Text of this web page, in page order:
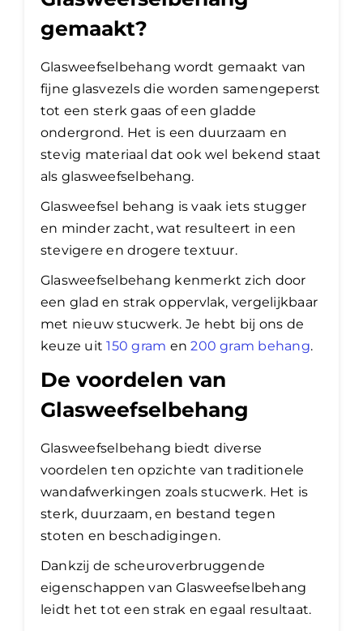
gemaakt?
Glasweefselbehang wordt gemaakt van
fijne glasvezels die worden samengeperst
tot een sterk gaas of een gladde
ondergrond. Het is een duurzaam en
stevig materiaal dat ook wel bekend staat
als glasweefselbehang.
Glasweefsel behang is vaak iets stugger
en minder zacht, wat resulteert in een
stevigere en drogere textuur.
Glasweefselbehang kenmerkt zich door
een glad en strak oppervlak, vergelijkbaar
met nieuw stucwerk. Je hebt bij ons de
keuze uit150 gram en200 gram behang.
De voordelen van
Glasweefselbehang
Glasweefselbehang biedt diverse
voordelen ten opzichte van traditionele
wandafwerkingen zoals stucwerk. Het is
sterk, duurzaam, en bestand tegen
stoten en beschadigingen.
Dankzij de scheuroverbruggende
eigenschappen van Glasweefselbehang
leidt het tot een strak en egaal resultaat.